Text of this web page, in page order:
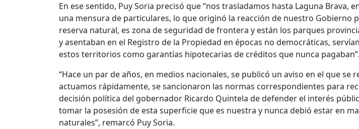
En ese sentido, Puy Soria precisó que “nos trasladamos hasta Laguna
una mensura de particulares, lo que originó la reacción de nuestro Gobierno
reserva natural, es zona de seguridad de frontera y están los parques
y asentaban en el Registro de la Propiedad en épocas no democráticas,
estos territorios como garantías hipotecarias de créditos que nunca pagaban”.
“Hace un par de años, en medios nacionales, se publicó un aviso en el que
actuamos rápidamente, se sancionaron las normas correspondientes para
decisión política del gobernador Ricardo Quintela de defender el interés
tomar la posesión de esta superficie que es nuestra y nunca debió estar en
naturales”, remarcó Puy Soria.